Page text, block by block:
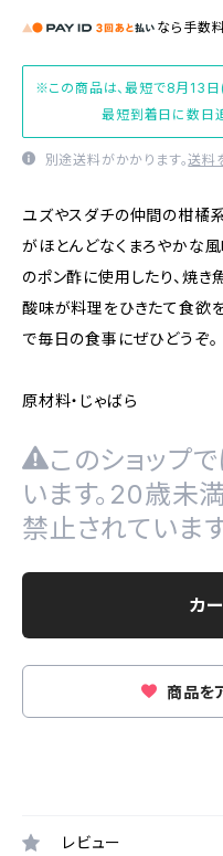
なら 手数
※この商品は、最短で8月13日(
最短到着日に数日
別途送料がかかります。送料
ユズやスダチの仲間の柑橘
がほとんどなくまろやかな
のポン酢に使用したり、焼き
酸味が料理をひきたて食欲
で毎日の食事にぜひどうぞ。
原材料・じゃばら
このショップ
います。20歳未
禁止されています
カ
商品を
レビュー